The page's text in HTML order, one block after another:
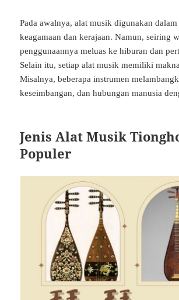
Pada awalnya, alat musik digunakan dalam
keagamaan dan kerajaan. Namun, seiring
penggunaannya meluas ke hiburan dan
Selain itu, setiap alat musik memiliki
Misalnya, beberapa instrumen
keseimbangan, dan hubungan manusia
Jenis Alat Musik
Populer